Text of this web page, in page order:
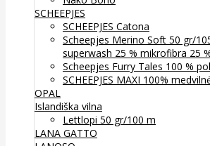
SCHEEPJES
SCHEEPJES Catona
Scheepjes Merino Soft 50 gr/
superwash 25 % mikrofibra 25
Scheepjes Furry Tales 100 %
SCHEEPJES MAXI 100%
OPAL
Islandiška vilna
Lettlopi 50 gr/100 m
LANA GATTO